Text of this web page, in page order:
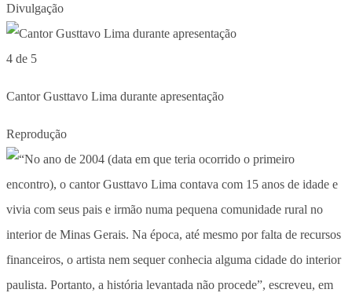
Divulgação
4 de 5
Cantor Gusttavo Lima durante apresentação
Reprodução